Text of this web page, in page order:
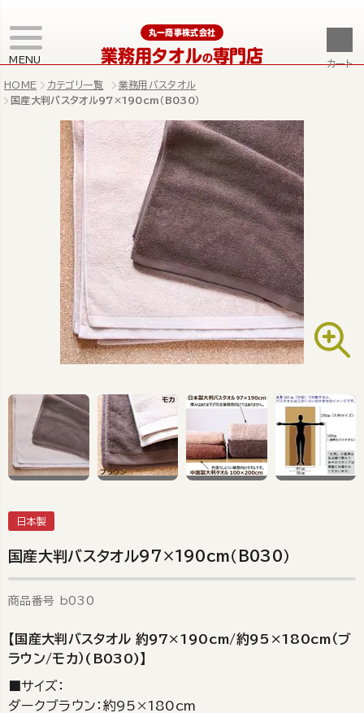
MENU
丸一商事株式会社
業務用タオルの専門店 カート
HOME カテゴリ一覧
業務用バスタオル
国産大判バスタオル97×190cm（B030）
日本製
国産大判バスタオル97×190cm（B030）
商品番号 b030
【国産大判バスタオル 約97×190cm/約95×180cm（ブ
ラウン/モカ）(B030)】
■サイズ：
ダークブラウン：約95×180cm